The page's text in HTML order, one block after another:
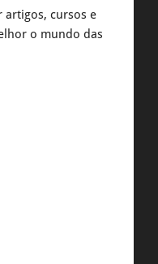
artigos, cursos e
o mundo das